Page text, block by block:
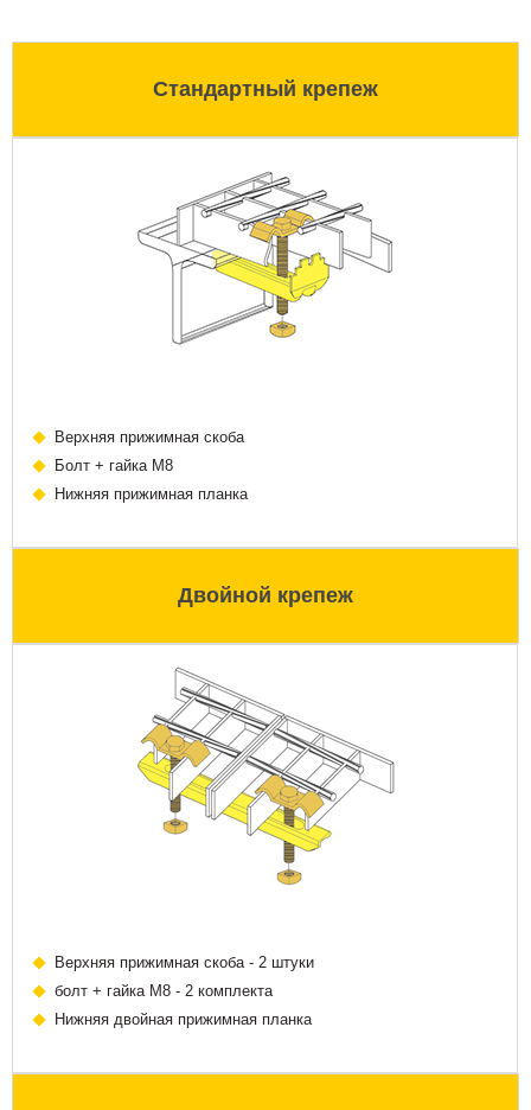
Стандартный крепеж
Верхняя прижимная скоба
Болт + гайка М8
Нижняя прижимная планка
Двойной крепеж
Верхняя прижимная скоба - 2 штуки
болт + гайка М8 - 2 комплекта
Нижняя двойная прижимная планка